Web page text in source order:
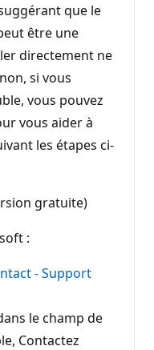
que le
être une
directement ne
si vous
vous pouvez
vous aider à
les étapes ci-
gratuite)
:
- Support
le champ de
Contactez